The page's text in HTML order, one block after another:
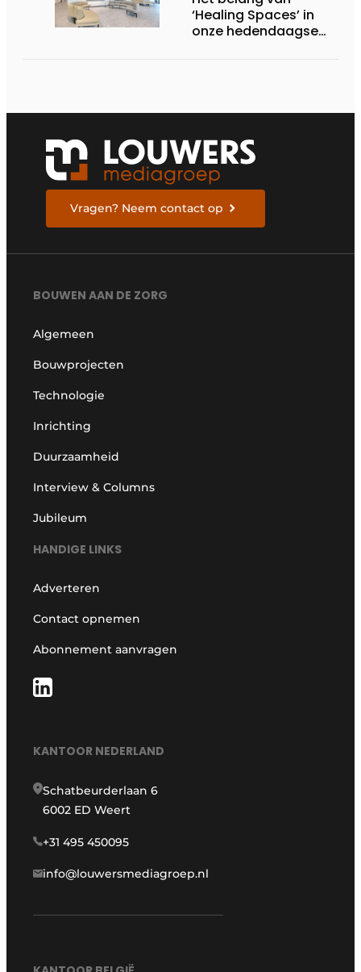
‘Healing Spaces’ in
onze hedendaagse
Vragen? Neem contact op
BOUWEN AAN DE ZORG
Algemeen
Bouwprojecten
Technologie
Inrichting
Duurzaamheid
Interview & Columns
Jubileum
HANDIGE LINKS
Adverteren
Contact opnemen
Abonnement aanvragen
KANTOOR NEDERLAND
Schatbeurderlaan 6
6002 ED Weert
+31 495 450095
info@louwersmediagroep.nl